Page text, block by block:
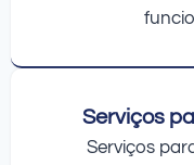
Serviços
Serviços